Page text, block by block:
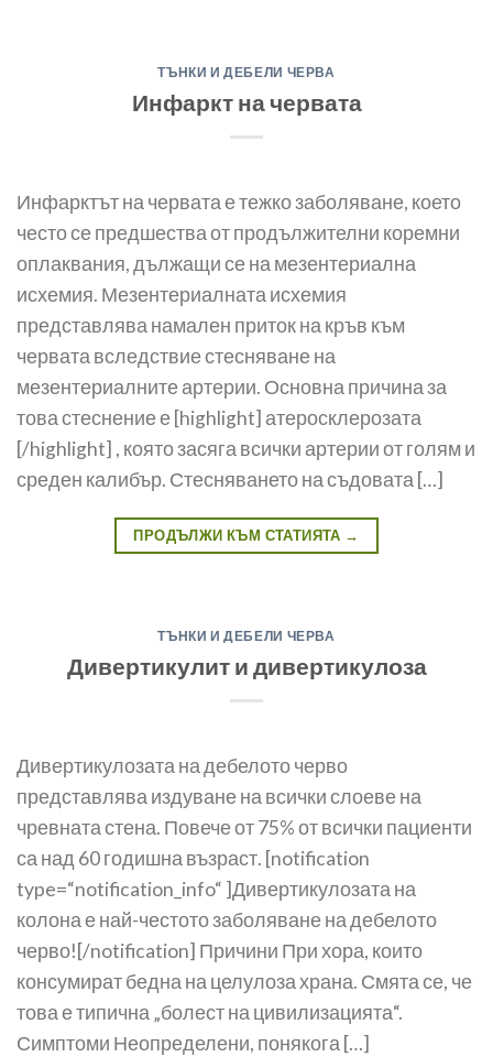
ТЪНКИ И ДЕБЕЛИ ЧЕРВА
Инфаркт на червата
Инфарктът на червата е тежко заболяване, което
често се предшества от продължителни коремни
оплаквания, дължащи се на мезентериална
исхемия. Мезентериалната исхемия
представлява намален приток на кръв към
червата вследствие стесняване на
мезентериалните артерии. Основна причина за
това стеснение е [highlight] атеросклерозата
[/highlight] , която засяга всички артерии от голям и
среден калибър. Стесняването на съдовата […]
ПРОДЪЛЖИ КЪМ СТАТИЯТА →
ТЪНКИ И ДЕБЕЛИ ЧЕРВА
Дивертикулит и дивертикулоза
Дивертикулозата на дебелото черво
представлява издуване на всички слоеве на
чревната сте­на. Повече от 75% от всички пациенти
са над 60 годишна възраст. [notification
type=“notification_info“ ]Дивертикулозата на
колона е най-честото заболяване на дебелото
черво![/notification] Причини При хора, които
консумират бедна на целулоза храна. Смята се, че
това е типична „болест на цивилизацията“.
Симптоми Неопределени, понякога […]